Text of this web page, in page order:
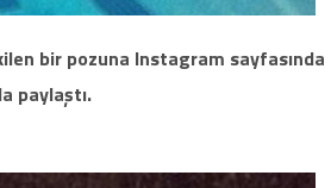
bir pozuna Instagram sayfasında
paylaştı.